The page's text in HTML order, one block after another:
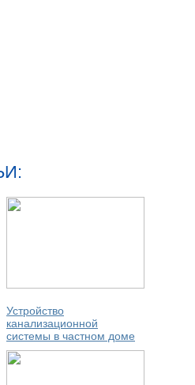
Устройство
канализационной
системы в частном доме